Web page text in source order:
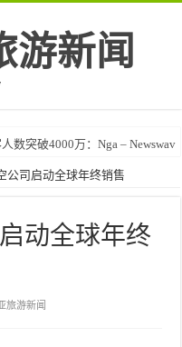
游新闻
数突破4000万：Nga – Newswav
马来西亚 – TravelBiz Monitor
公司启动全球年终销售
动全球年终
旅游新闻